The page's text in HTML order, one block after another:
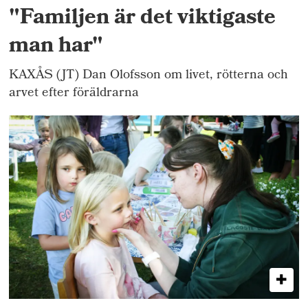
"Familjen är det viktigaste
man har"
KAXÅS (JT) Dan Olofsson om livet, rötterna och
arvet efter föräldrarna